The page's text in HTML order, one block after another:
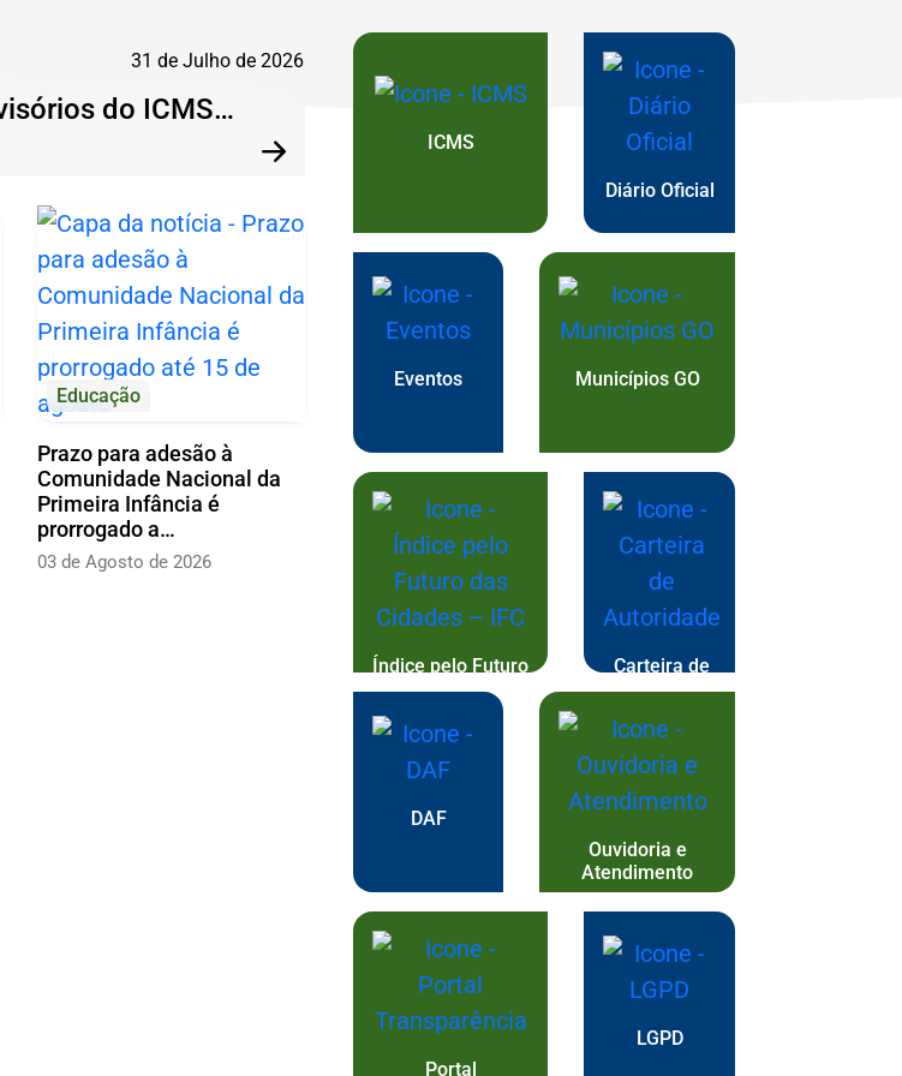
31 de Julho de 2026
do ICMS…
Próxima
Próxima
Educação
Prazo para adesão à
Comunidade Nacional da
Primeira Infância é
prorrogado a…
03 de Agosto de 2026
ICMS
Diário Oficial
Eventos Municípios GO
Índice pelo Futuro
das Cidades – IFC
Carteira de
Autoridade
DAF
Ouvidoria e
Atendimento
Portal
LGPD